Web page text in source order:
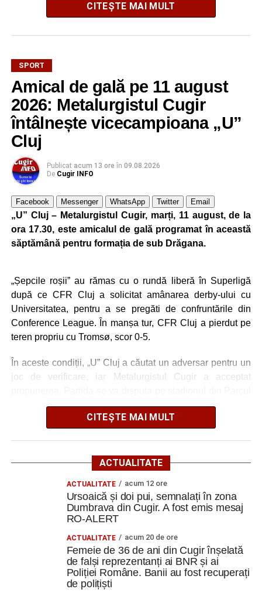
contabilizate în clasamente oficiale, accentul fiind pus pe
dezvoltarea individuală a copiilor, spiritul de echipă,
bucuria de a practica sportul și formarea prin muncă și
Pentru juniorii Metalurgistului Cugir urmează o nouă
partidă pe teren propriu, duminică, 23 august 2026, când
aceștia vor întâlni formațiile similare de juniori ale CSM
Deva.
FOTO: Sorin GIURCĂ
Adaugă cugirinfo.ro ca sursă
preferată pe Google
Ultimele știri din Cugir
Debut în Liga Elitelor pentru echipele de juniori U13
și U14 de la Metalurgistul Cugir
Ursoaică și doi pui, semnalați în zona Dumbrava din
Amical de gală pe 11 august 2026: Metalurgistul
Cugir întâlnește vicecampioana „U” Cluj
Facebook Messenger WhatsApp Twitter Email
CITEȘTE MAI MULT
SPORT
Amical de gală pe 11 august
2026: Metalurgistul Cugir
întâlnește vicecampioana „U”
Cluj
Publicat acum 13 ore în 09.08.2026
De Cugir INFO
Facebook Messenger WhatsApp Twitter Email
„U” Cluj – Metalurgistul Cugir, marți, 11 august, de la
ora 17.30, este amicalul de gală programat în această
săptămână pentru formația de sub Drăgana.
„Șepcile roșii” au rămas cu o rundă liberă în Superligă
după ce CFR Cluj a solicitat amânarea derby-ului cu
Universitatea, pentru a se pregăti de confruntările din
Conference League. În manșa tur, CFR Cluj a pierdut pe
teren propriu cu Tromsø, scor 0-5.
În aceste condiții, „U” Cluj a căutat un adversar pentru un
joc de verificare, iar Metalurgistul Cugir a acceptat
„Dr. Iuliu Hațieganu”.
Pentru echipa pregătită de Lucian Itu, întâlnirea reprezintă
ocazia să evolueze împotriva unei formații din elita
fotbalului românesc, vicecampioana României și
participantă în competițiile continentale.
Amicalul de la Cluj constituie, totodată, o bună
nivelul în compania unui adversar de calibru și de a
pregăti în condiții cât mai apropiate de meciurile oficiale
următoarele confruntări din Liga 3.
CITEȘTE MAI MULT
ACTUALITATE
ACTUALITATE acum 12 ore
Ursoaică și doi pui, semnalați în zona
Dumbrava din Cugir. A fost emis mesaj
RO-ALERT
ACTUALITATE acum 20 de ore
Femeie de 36 de ani din Cugir înșelată
de falși reprezentanți ai BNR și ai
Poliției Române. Banii au fost recuperați
de polițiști